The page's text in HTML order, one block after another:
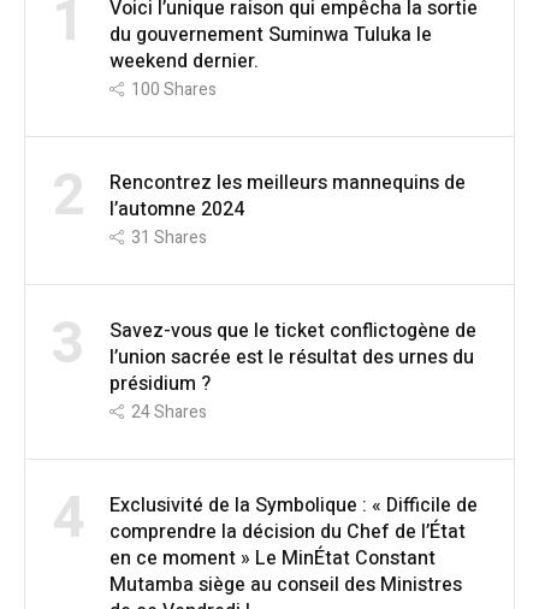
1
Voici l’unique raison qui empêcha la sortie
du gouvernement Suminwa Tuluka le
weekend dernier.
100Shares
2
Rencontrez les meilleurs mannequins de
l’automne 2024
31 Shares
3
Savez-vous que le ticket conflictogène de
l’union sacrée est le résultat des urnes du
présidium ?
24Shares
4
Exclusivité de la Symbolique : « Difficile de
comprendre la décision du Chef de l’État
en ce moment » Le MinÉtat Constant
Mutamba siège au conseil des Ministres